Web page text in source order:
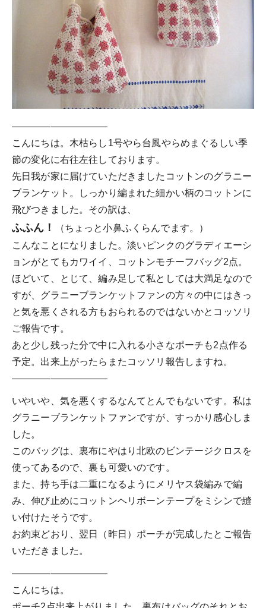
——————————
こんにちは。木枯らし1号やら台風やらめまぐるしい季
節の変化に右往左往しております。
先日我が家に届けていただきましたコットンのグラニー
ブランケット。しっかり編まれた細かい柄のコットンに
飛びつきました。その訳は、
ふふん！
（ちょっと小鼻ふくらんでます。）
こんなことになりました。淡いピンクのグラディエーシ
ョンがとてもカワイイ、コットンモチーフバッグ2点。
ほどいて、とじて、編み足して私としては大満足なので
すが、グラニーブランケットファンの方々の中にはきっ
と気を悪くされる方もおられるのではないかとコッソリ
ご報告です。
あと少し残った分で中に入れる小さなポーチも2点作る
予定。出来上がったらまたコッソリ報告しますね。
——————————
いやいや、気を悪くするなんてとんでもないです。私は
グラニーブランケットファンですが、すっかり感心しま
した。
このバッグは、裏布にやはり北欧のビンテージクロスを
使ってあるので、裏も可愛いのです。
また、持ち手は二重になるようにメリヤス袋編みで編
み、伸び止めにコットンヘリボーンテープをミシンで縫
い付けたそうです。
お約束どおり、翌日（昨日）ポーチが完成したとご報告
いただきました。
——————————
こんにちは。